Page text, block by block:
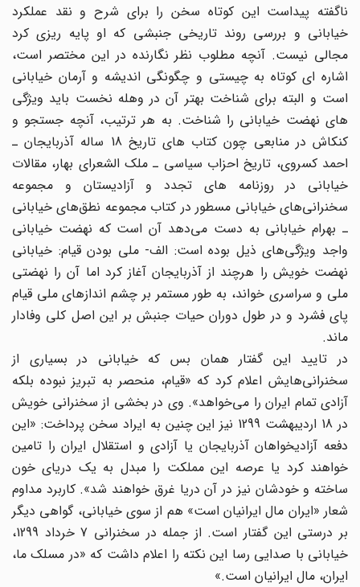
ناگفته پیداست این کوتاه سخن را برای شرح و نقد عملکرد
خیابانی و بررسی روند تاریخی جنبشی که او پایه ریزی کرد
مجالی نیست. آنچه مطلوب نظر نگارنده در این مختصر است،
اشاره ای کوتاه به چیستی و چگونگی اندیشه و آرمان خیابانی
است و البته برای شناخت بهتر آن در وهله نخست باید ویژگی
های نهضت خیابانی را شناخت. به هر ترتیب، آنچه جستجو و
کنکاش در منابعی چون کتاب های تاریخ 18 ساله آذربایجان ـ
احمد کسروی، تاریخ احزاب سیاسی ـ ملک الشعرای بهار، مقالات
خیابانی در روزنامه های تجدد و آزادیستان و مجموعه
سخنرانی‌های خیابانی مسطور در کتاب مجموعه نطق‌های خیابانی
ـ بهرام خیابانی به دست می‌دهد آن است که نهضت خیابانی
واجد ویژگی‌های ذیل بوده است: الف- ملی بودن قیام: خیابانی
نهضت خویش را هرچند از آذربایجان آغاز کرد اما آن را نهضتی
ملی و سراسری خواند، به طور مستمر بر چشم اندازهای ملی قیام
پای فشرد و در طول دوران حیات جنبش بر این اصل کلی وفادار
ماند.
در تایید این گفتار همان بس که خیابانی در بسیاری از
سخنرانی‌هایش اعلام کرد که «قیام، منحصر به‏ تبریز نبوده بلکه
آزادی تمام ایران را می‏‌خواهد». وی در بخشی از سخنرانی خویش
در 18 اردیبهشت 1299 نیز این چنین به ایراد سخن پرداخت: «این
دفعه‏ آزادیخواهان آذربایجان یا آزادی و استقلال ایران را تامین
خواهند کرد یا عرصه این مملکت را مبدل به یک دریای خون
ساخته و خودشان نیز در آن‏ دریا غرق خواهند شد». کاربرد مداوم
شعار «ایران مال ایرانیان است» هم از سوی خیابانی، گواهی دیگر
بر درستی این گفتار است. از جمله در سخنرانی 7 خرداد 1299،
خیابانی با صدایی رسا این نکته را اعلام داشت که «در مسلک ما،
ایران، مال ایرانیان است.»